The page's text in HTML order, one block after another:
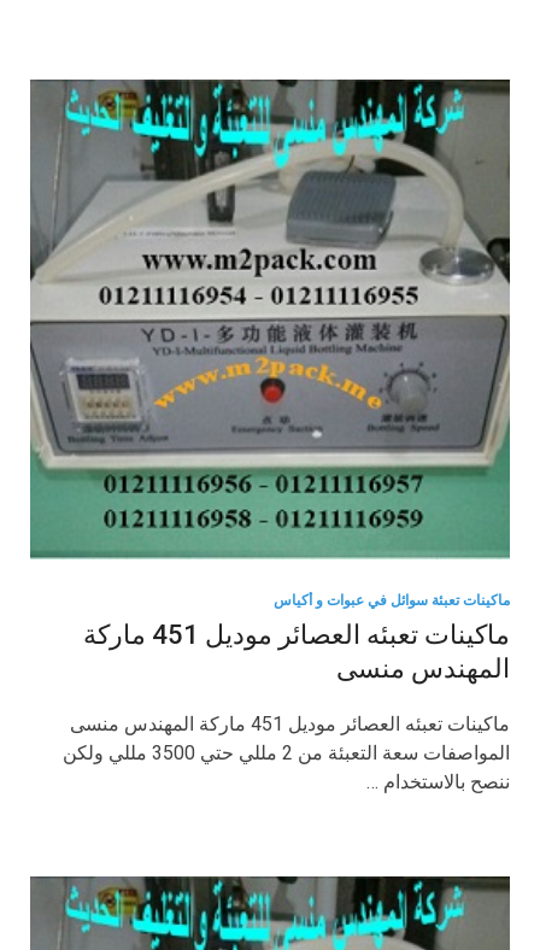
ماكينات تعبئة سوائل في عبوات و أكياس
ماكينات تعبئه العصائر موديل 451 ماركة
المهندس منسى
ماكينات تعبئه العصائر موديل 451 ماركة المهندس منسى
المواصفات سعة التعبئة من 2 مللي حتي 3500 مللي ولكن
ننصح بالاستخدام …